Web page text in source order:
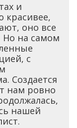
и
красивее,
оно все
Но на самом
с
Создается
нам ровно
нашей